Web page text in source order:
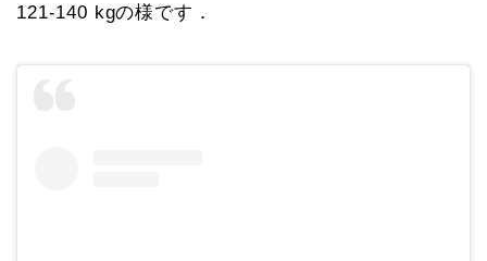
121-140 kgの様です．